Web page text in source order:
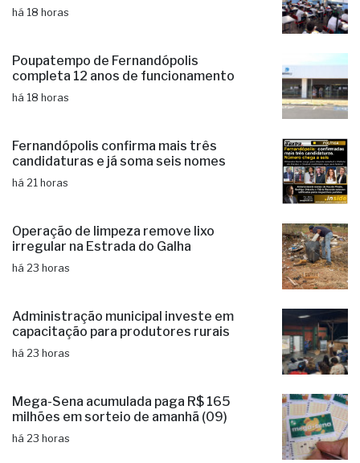
há 18 horas
Poupatempo de Fernandópolis
completa 12 anos de funcionamento
há 18 horas
Fernandópolis confirma mais três
candidaturas e já soma seis nomes
há 21 horas
Operação de limpeza remove lixo
irregular na Estrada do Galha
há 23 horas
Administração municipal investe em
capacitação para produtores rurais
há 23 horas
Mega-Sena acumulada paga R$ 165
milhões em sorteio de amanhã (09)
há 23 horas